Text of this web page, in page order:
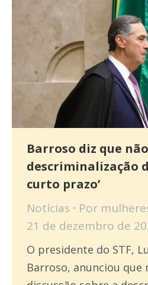
Barroso diz que
descriminalização
curto prazo’
Notícias Por
21 de dezembro de
O presidente do STF,
Barroso, anunciou que